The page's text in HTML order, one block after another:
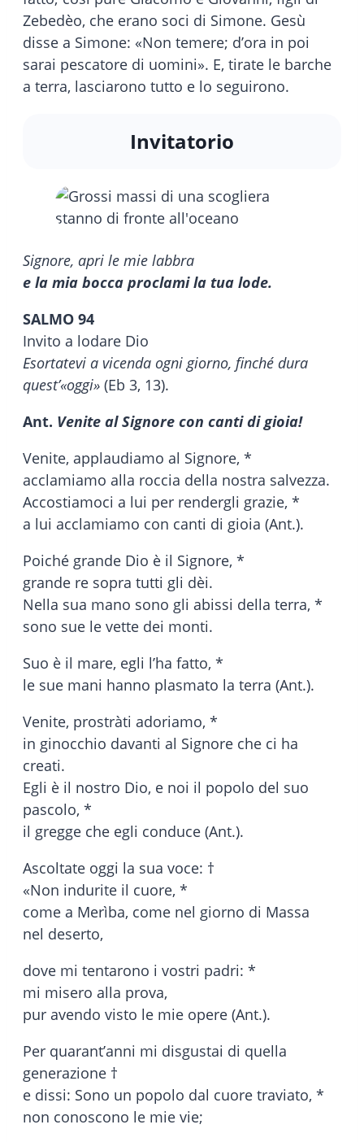
Zebedèo, che erano soci di Simone. Gesù
disse a Simone: «Non temere; d’ora in poi
sarai pescatore di uomini». E, tirate le barche
a terra, lasciarono tutto e lo seguirono.
Invitatorio
Signore, apri le mie labbra
e la mia bocca proclami la tua lode.
SALMO 94
Invito a lodare Dio
Esortatevi a vicenda ogni giorno, finché dura
quest’«oggi» (Eb 3, 13).
Ant. Venite al Signore con canti di gioia!
Venite, applaudiamo al Signore, *
acclamiamo alla roccia della nostra salvezza.
Accostiamoci a lui per rendergli grazie, *
a lui acclamiamo con canti di gioia (Ant.).
Poiché grande Dio è il Signore, *
grande re sopra tutti gli dèi.
Nella sua mano sono gli abissi della terra, *
sono sue le vette dei monti.
Suo è il mare, egli l’ha fatto, *
le sue mani hanno plasmato la terra (Ant.).
Venite, prostràti adoriamo, *
in ginocchio davanti al Signore che ci ha
creati.
Egli è il nostro Dio, e noi il popolo del suo
pascolo, *
il gregge che egli conduce (Ant.).
Ascoltate oggi la sua voce: †
«Non indurite il cuore, *
come a Merìba, come nel giorno di Massa
nel deserto,
dove mi tentarono i vostri padri: *
mi misero alla prova,
pur avendo visto le mie opere (Ant.).
Per quarant’anni mi disgustai di quella
generazione †
e dissi: Sono un popolo dal cuore traviato, *
non conoscono le mie vie;